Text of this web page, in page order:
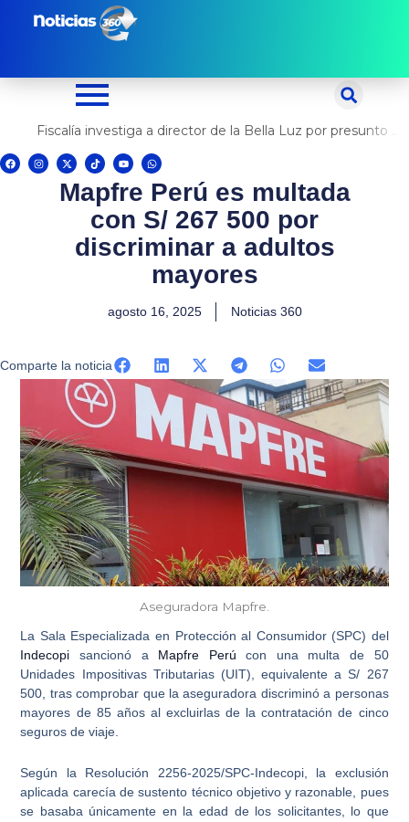
Fiscalía investiga a director de la Bella Luz por presunto abuso contra cantante Naldy Saldaña
F
a
c
I
n
s
X
-
t
w
i
T
i
k
t
o
k
Y
o
u
t
e
W
h
a
t
p
p
Mapfre Perú es multada
con S/ 267 500 por
discriminar a adultos
mayores
agosto 16, 2025 Noticias 360
Comparte la noticia
Aseguradora Mapfre.
La Sala Especializada en Protección al Consumidor (SPC) del
Indecopi sancionó a Mapfre Perú con una multa de 50
Unidades Impositivas Tributarias (UIT), equivalente a S/ 267
500, tras comprobar que la aseguradora discriminó a personas
mayores de 85 añosal excluirlas de la contratación de cinco
seguros de viaje.
Según la Resolución 2256-2025/SPC-Indecopi, la exclusión
aplicada carecía de sustento técnico objetivo y razonable, pues
se basaba únicamente en la edad de los solicitantes, lo que